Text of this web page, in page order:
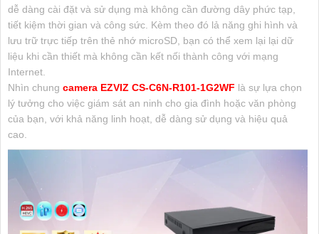
dễ dàng cài đặt và sử dụng mà không cần đường dây phức tạp,
tiết kiệm thời gian và công sức. Kèm theo đó lả năng ghi hình và
lưu trữ trực tiếp trên thẻ nhớ microSD, bạn có thể xem lại lại dữ
liệu khi cần thiết mà không cần kết nối thành công với mạng
Internet.
Nhìn chung camera EZVIZ CS-C6N-R101-1G2WF là sự lựa chọn
lý tưởng cho việc giám sát an ninh cho gia đình hoặc văn phòng
của bạn, với khả năng linh hoạt, dễ dàng sử dụng và hiệu quả
cao.